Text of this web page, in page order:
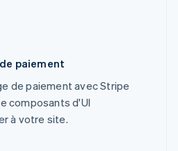
paiement
de paiement avec Stripe
composants d'UI
à votre site.